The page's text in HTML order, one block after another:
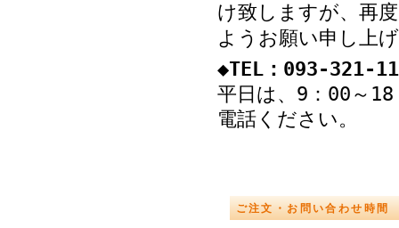
け致しますが、再
ようお願い申し上
◆TEL：093-321-
平日は、9：00～
電話ください。
ご注文・お問い合わせ時間